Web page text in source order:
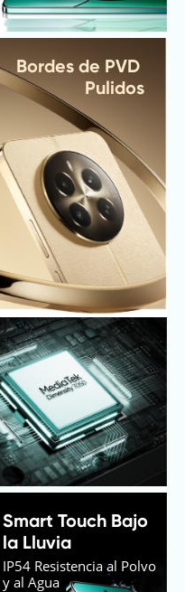
Bordes de PVD
Pulidos
Smart Touch Bajo
la Lluvia
IP54 Resistencia al Polvo
y al Agua